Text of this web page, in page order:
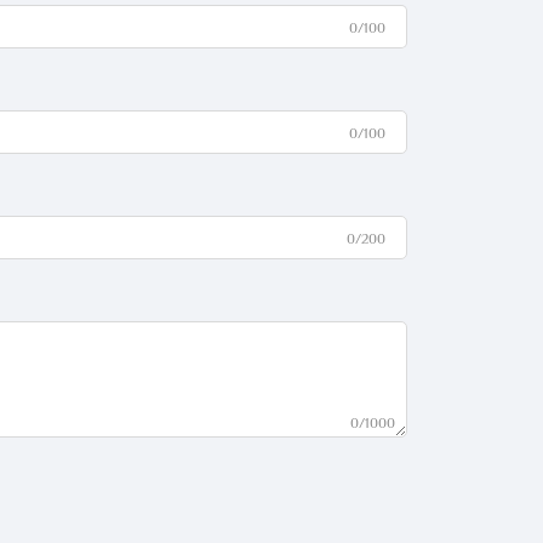
0/100
0/100
0/200
0/1000